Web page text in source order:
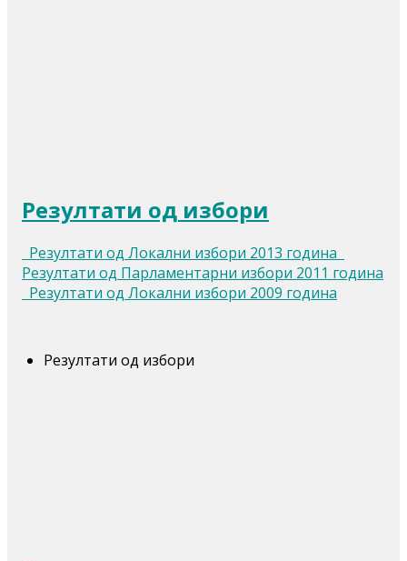
Резултати од избори
Резултати од Локални избори 2013 година
Резултати од Парламентарни избори 2011 година
Резултати од Локални избори 2009 година
Резултати од избори